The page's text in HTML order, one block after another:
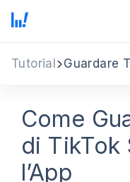
Tutorial Guardare
Come
di TikTok
l’App